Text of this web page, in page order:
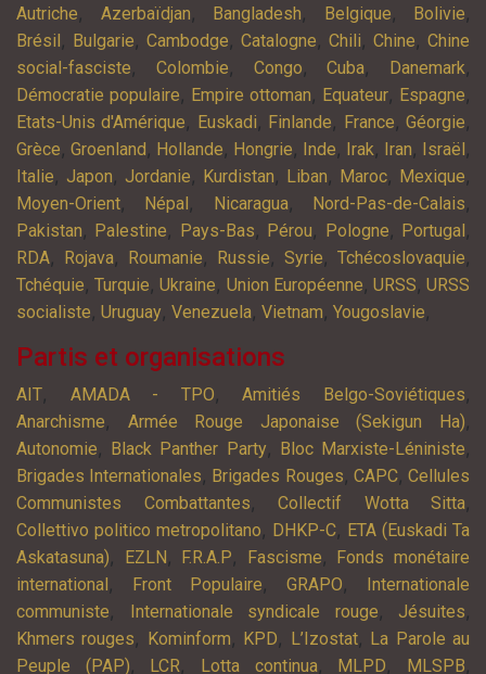
Autriche, Azerbaïdjan, Bangladesh, Belgique, Bolivie,
Brésil , Bulgarie, Cambodge, Catalogne, Chili, Chine, Chine
social-fasciste, Colombie, Congo,Cuba, Danemark,
Démocratie populaire, Empire ottoman, Equateur, Espagne,
Etats-Unis d'Amérique, Euskadi, Finlande, France,Géorgie,
Grèce, Groenland , Hollande, Hongrie, Inde, Irak, Iran, Israël ,
Italie, Japon, Jordanie, Kurdistan, Liban, Maroc, Mexique,
Moyen-Orient, Népal , Nicaragua, Nord-Pas-de-Calais,
Pakistan, Palestine, Pays-Bas, Pérou, Pologne, Portugal ,
RDA, Rojava, Roumanie, Russie, Syrie, Tchécoslovaquie,
Tchéquie,Turquie,Ukraine, Union Européenne, URSS,URSS
socialiste, Uruguay, Venezuela, Vietnam, Yougoslavie,
Partis et organisations
AIT, AMADA - TPO,Amitiés Belgo-Soviétiques,
Anarchisme, Armée Rouge Japonaise (Sekigun Ha),
Autonomie, Black Panther Party, Bloc Marxiste-Léniniste,
Brigades Internationales, Brigades Rouges, CAPC,Cellules
Communistes Combattantes, Collectif Wotta Sitta,
Collettivo politico metropolitano, DHKP-C, ETA (Euskadi Ta
Askatasuna), EZLN , F.R.A.P, Fascisme,
Fonds monétaire
international , Front Populaire, GRAPO,
Internationale
communiste, Internationale syndicale rouge, Jésuites,
Khmers rouges, Kominform, KPD, L’Izostat, La Parole au
Peuple (PAP), LCR, Lotta continua, MLPD, MLSPB,